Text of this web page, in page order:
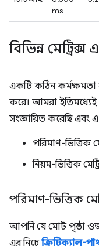
ms
বিভিন্ন
একটি কঠিন কর্মক্ষমতা
করে। আমরা
সংজ্ঞায়িত করেছি
পরিমাণ-ভিত্তিক
নিয়ম-ভিত্তিক
পরিমাণ-ভিত্তিক
আপনি যে মোট পৃষ্ঠা
এর নিচেক্রিটিক্যাল-